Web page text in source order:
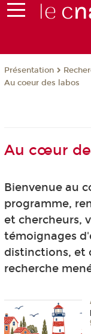
Présentation
Au coeur des labos
Au cœur
Bienvenue au
programme,
et chercheurs,
témoignages
distinctions, et
recherche